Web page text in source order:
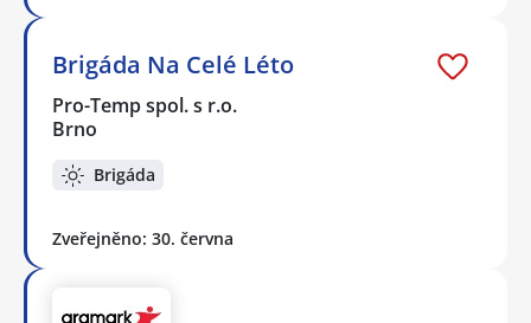
Brigáda Na Celé Léto
Pro-Temp spol. s r.o.
Brno
Brigáda
Zveřejněno: 30. června